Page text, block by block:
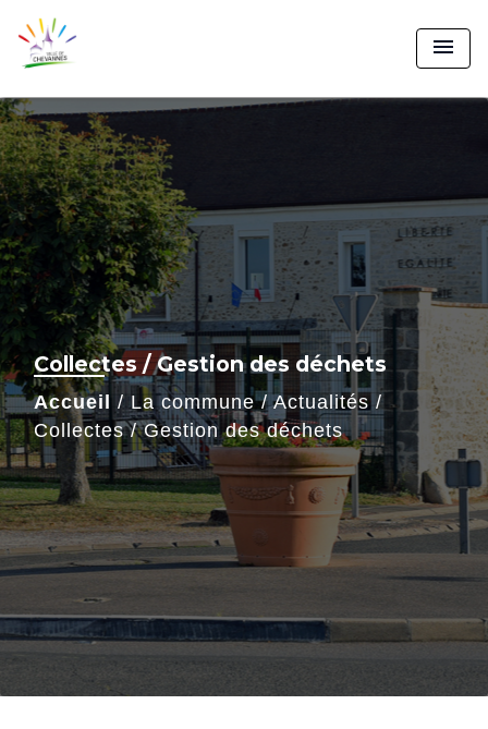
menu
Collectes / Gestion des déchets
Accueil / La commune/Actualités/
Collectes / Gestion des déchets